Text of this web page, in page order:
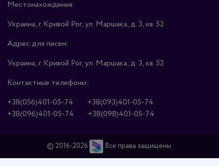
Местонахождения:
Украина, г. Кривой Рог, ул. Маршака, д. 3, кв. 52
Адрес для писем:
Украина, г. Кривой Рог, ул. Маршака, д. 3, кв. 52
Контактные телефоны:
+38(056)401-05-74
+38(093)401-05-74
+38(096)401-05-74
+38(098)401-05-74
© 2016-2026 Все права защищены.